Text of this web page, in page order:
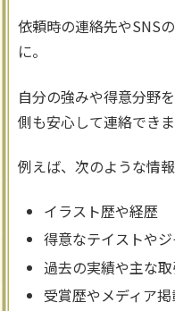
依頼時の連絡先やSNS
に。
自分の強みや得意分野
側も安心して連絡できま
例えば、次のような情
イラスト歴や経歴
得意なテイストや
過去の実績や主な
受賞歴やメディア